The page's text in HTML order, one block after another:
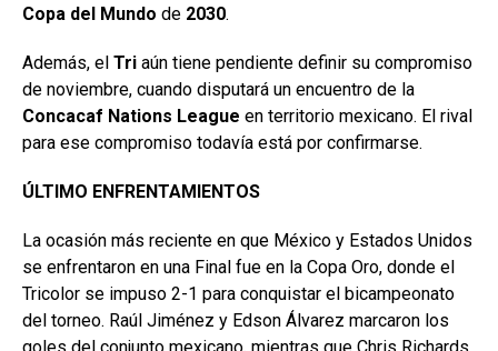
Copa del Mundo de 2030.
Además, el Tri aún tiene pendiente definir su compromiso
de noviembre, cuando disputará un encuentro de la
Concacaf Nations League en territorio mexicano. El rival
para ese compromiso todavía está por confirmarse.
ÚLTIMO ENFRENTAMIENTOS
La ocasión más reciente en que México y Estados Unidos
se enfrentaron en una Final fue en la Copa Oro, donde el
Tricolor se impuso 2-1 para conquistar el bicampeonato
del torneo. Raúl Jiménez y Edson Álvarez marcaron los